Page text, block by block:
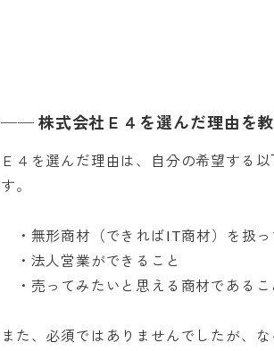
── 株式会社Ｅ４を選んだ理由を教
Ｅ４を選んだ理由は、自分の希望する
す。
・無形商材（できればIT商材）を扱っ
・法人営業ができること
・売ってみたいと思える商材であるこ
また、必須ではありませんでしたが、